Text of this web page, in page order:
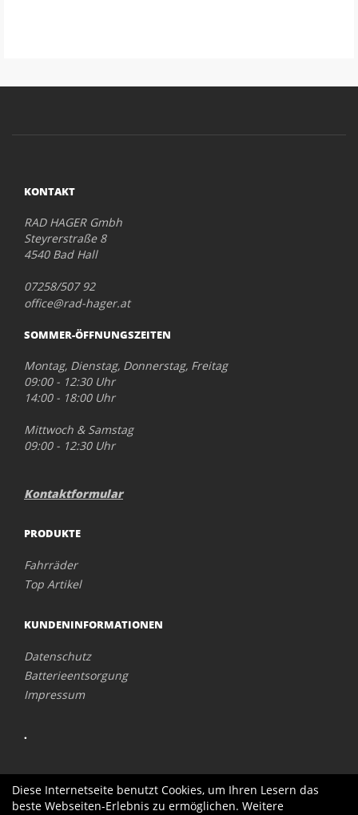
KONTAKT
RAD HAGER Gmbh
Steyrerstraße 8
4540 Bad Hall
07258/507 92
office@rad-hager.at
SOMMER-ÖFFNUNGSZEITEN
Montag, Dienstag, Donnerstag, Freitag
09:00 - 12:30 Uhr
14:00 - 18:00 Uhr
Mittwoch & Samstag
09:00 - 12:30 Uhr
Kontaktformular
PRODUKTE
Fahrräder
Top Artikel
KUNDENINFORMATIONEN
Datenschutz
Batterieentsorgung
Impressum
.
Diese Internetseite benutzt Cookies, um Ihren Lesern das
beste Webseiten-Erlebnis zu ermöglichen. Weitere